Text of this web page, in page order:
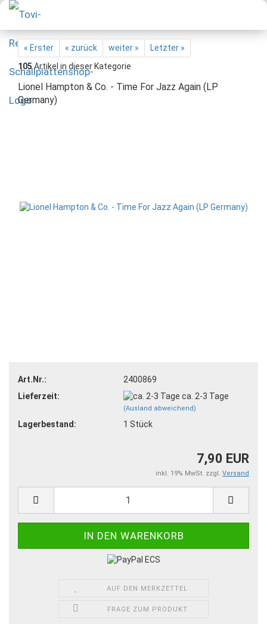
« Erster « zurück weiter »
Letzter »
105Artikel in dieser Kategorie
Lionel Hampton & Co. - Time For Jazz Again (LP
Germany)
Art.Nr.:
2400869
Lieferzeit:
ca. 2-3 Tage
(Ausland abweichend)
Lagerbestand: 1 Stück
7,90 EUR
inkl. 19% MwSt. zzgl. Versand
AUF DEN MERKZETTEL
FRAGE ZUM PRODUKT